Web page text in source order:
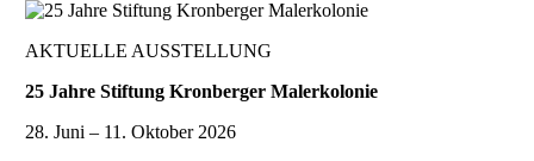
AKTUELLE AUSSTELLUNG
25 Jahre Stiftung Kronberger Malerkolonie
28. Juni – 11. Oktober 2026